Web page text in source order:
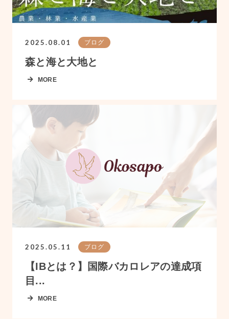
2025.08.01 ブログ
森と海と大地と
MORE
2025.05.11 ブログ
【IBとは？】国際バカロレアの達成項
目...
MORE